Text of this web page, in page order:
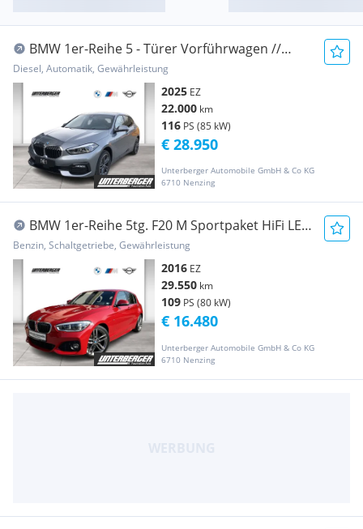
BMW 1er-Reihe 5 - Türer Vorführwagen //
Sport Line ...
Diesel, Automatik, Gewährleistung
2025 EZ
22.000 km
116 PS (85 kW)
Unterberger Automobile GmbH & Co KG
6710 Nenzing
€ 28.950
BMW 1er-Reihe 5tg. F20 M Sportpaket HiFi LED
RFK US...
Benzin, Schaltgetriebe, Gewährleistung
2016 EZ
29.550 km
109 PS (80 kW)
Unterberger Automobile GmbH & Co KG
6710 Nenzing
€ 16.480